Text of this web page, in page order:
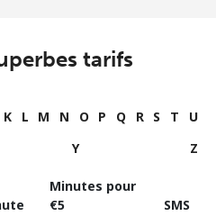
tarifs
K L M N O P Q R S T
U
Y Z
Minutes pour
⁦€5⁩
SMS